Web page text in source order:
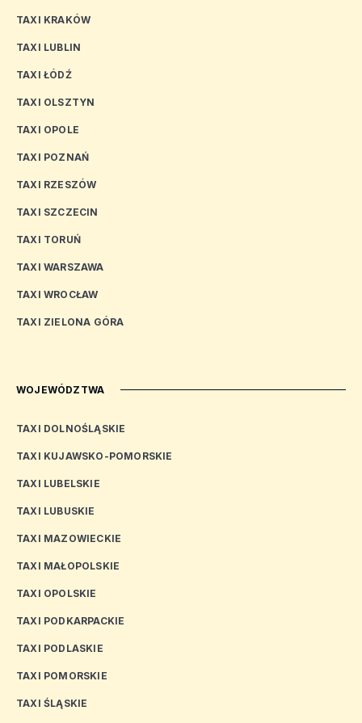
TAXI KRAKÓW
TAXI LUBLIN
TAXI ŁÓDŹ
TAXI OLSZTYN
TAXI OPOLE
TAXI POZNAŃ
TAXI RZESZÓW
TAXI SZCZECIN
TAXI TORUŃ
TAXI WARSZAWA
TAXI WROCŁAW
TAXI ZIELONA GÓRA
WOJEWÓDZTWA
TAXI DOLNOŚLĄSKIE
TAXI KUJAWSKO-POMORSKIE
TAXI LUBELSKIE
TAXI LUBUSKIE
TAXI MAZOWIECKIE
TAXI MAŁOPOLSKIE
TAXI OPOLSKIE
TAXI PODKARPACKIE
TAXI PODLASKIE
TAXI POMORSKIE
TAXI ŚLĄSKIE